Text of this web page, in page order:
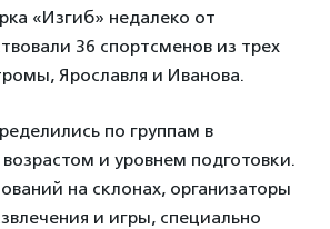
«Изгиб» недалеко от
36 спортсменов из трех
Ярославля и Иванова.
по группам в
и уровнем подготовки.
на склонах, организаторы
и игры, специально